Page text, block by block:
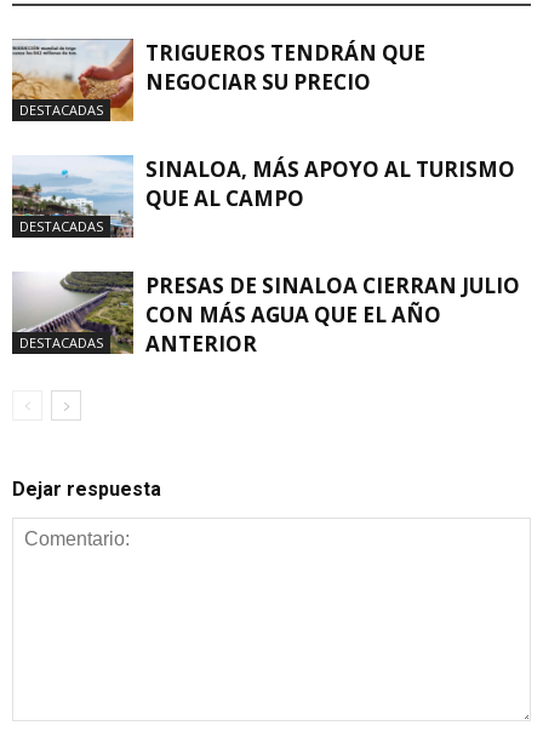
DESTACADAS
TRIGUEROS TENDRÁN QUE
NEGOCIAR SU PRECIO
DESTACADAS
SINALOA, MÁS APOYO AL TURISMO
QUE AL CAMPO
DESTACADAS
PRESAS DE SINALOA CIERRAN JULIO
CON MÁS AGUA QUE EL AÑO
ANTERIOR
Dejar respuesta